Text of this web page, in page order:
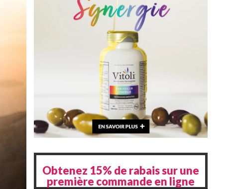
Obtenez 15% de rabais sur une
première commande en ligne